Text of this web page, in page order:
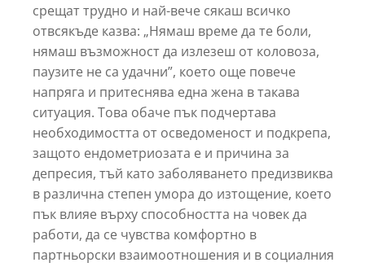
срещат трудно и най-вече сякаш всичко
отвсякъде казва: „Нямаш време да те боли,
нямаш възможност да излезеш от коловоза,
паузите не са удачни”, което още повече
напряга и притеснява една жена в такава
ситуация. Това обаче пък подчертава
необходимостта от осведоменост и подкрепа,
защото ендометриозата е и причина за
депресия, тъй като заболяването предизвиква
в различна степен умора до изтощение, което
пък влияе върху способността на човек да
работи, да се чувства комфортно в
партньорски взаимоотношения и в социалния